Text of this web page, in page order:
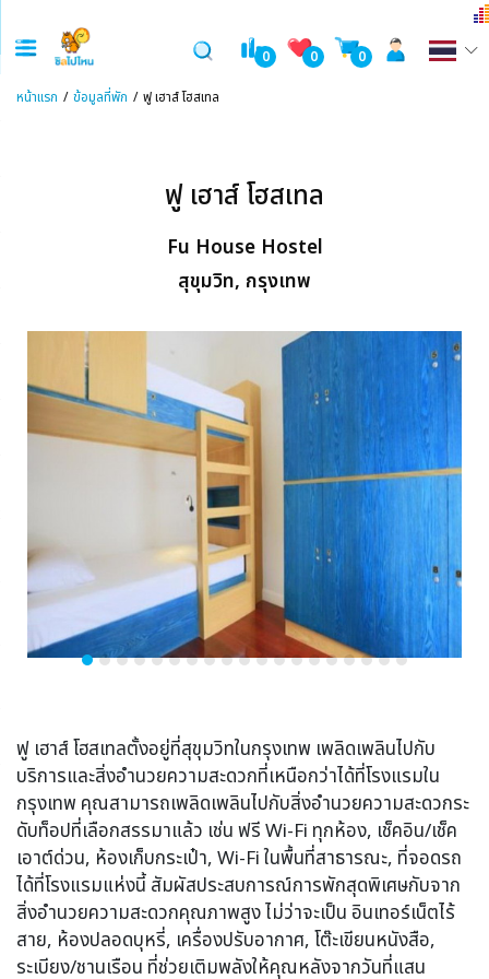
0 0 0
หน้าแรก ข้อมูลที่พัก ฟู เฮาส์ โฮสเทล
ฟู เฮาส์ โฮสเทล
Fu House Hostel
สุขุมวิท, กรุงเทพ
ฟู เฮาส์ โฮสเทลตั้งอยู่ที่สุขุมวิทในกรุงเทพ เพลิดเพลินไปกับ
บริการและสิ่งอำนวยความสะดวกที่เหนือกว่าได้ที่โรงแรมใน
กรุงเทพ คุณสามารถเพลิดเพลินไปกับสิ่งอำนวยความสะดวกระ
ดับท็อปที่เลือกสรรมาแล้ว เช่น ฟรี Wi-Fi ทุกห้อง, เช็คอิน/เช็ค
เอาต์ด่วน, ห้องเก็บกระเป๋า, Wi-Fi ในพื้นที่สาธารณะ, ที่จอดรถ
ได้ที่โรงแรมแห่งนี้ สัมผัสประสบการณ์การพักสุดพิเศษกับจาก
สิ่งอำนวยความสะดวกคุณภาพสูง ไม่ว่าจะเป็น อินเทอร์เน็ตไร้
สาย, ห้องปลอดบุหรี่, เครื่องปรับอากาศ, โต๊ะเขียนหนังสือ,
ระเบียง/ชานเรือน ที่ช่วยเติมพลังให้คุณหลังจากวันที่แสน